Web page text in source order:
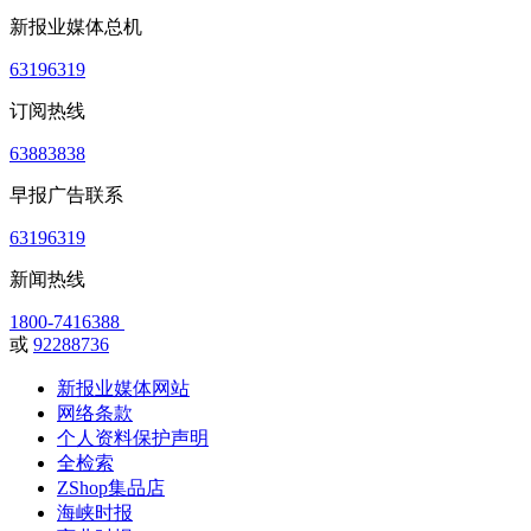
新报业媒体总机
63196319
订阅热线
63883838
早报广告联系
63196319
新闻热线
1800-7416388
或 92288736
新报业媒体网站
网络条款
个人资料保护声明
全检索
ZShop集品店
海峡时报